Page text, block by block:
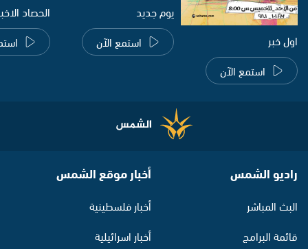
اول خبر
استمع الآن
يوم جديد
استمع الآن
الحصاد
راديو الشمس
البث المباشر
قائمة البرامج
أخبار موقع الشمس
أخبار فلسطينية
أخبار اسرائيلية